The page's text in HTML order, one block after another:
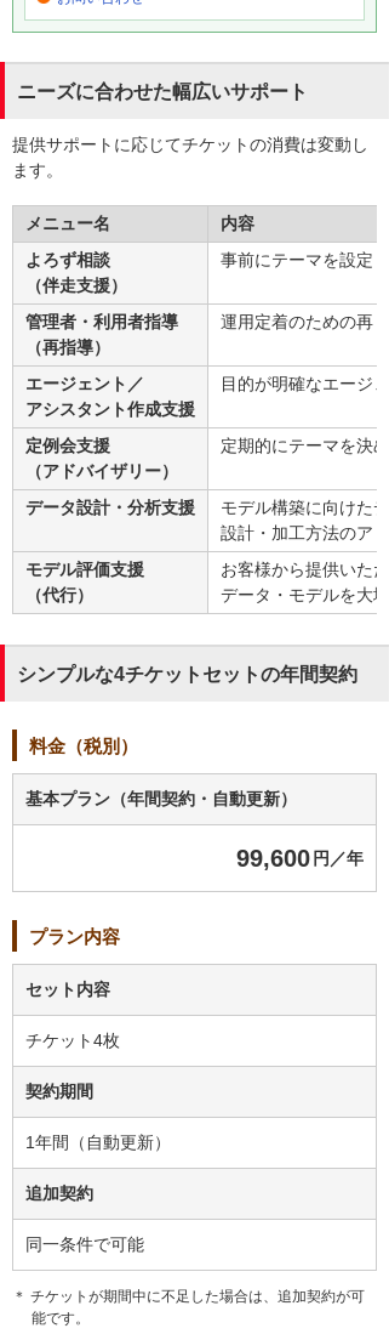
ニーズに合わせた幅広いサポート
提供サポートに応じてチケットの消費は変動し
ます。
メニュー名
内容
よろず相談
（伴走支援）
事前にテーマを設定
管理者・利用者指導
（再指導）
運用定着のための再
エージェント／
アシスタント作成支援
目的が明確なエージ
定例会支援
（アドバイザリー）
定期的にテーマを決
データ設計・分析支援
モデル構築に向けたデ
設計・加工方法のアド
モデル評価支援
（代行）
お客様から提供いただ
データ・モデルを大
シンプルな4チケットセットの年間契約
料金（税別）
基本プラン（年間契約・自動更新）
99,600 円／年
プラン内容
セット内容
チケット4枚
契約期間
1年間（自動更新）
追加契約
同一条件で可能
＊ チケットが期間中に不足した場合は、追加契約が可
能です。